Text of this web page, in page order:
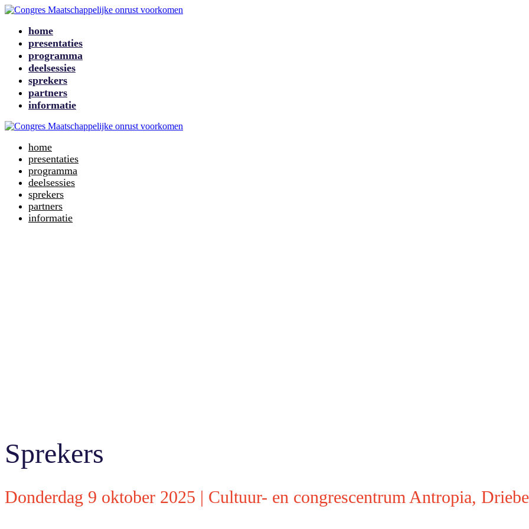
home
presentaties
programma
deelsessies
sprekers
partners
informatie
home
presentaties
programma
deelsessies
sprekers
partners
informatie
Sprekers
Donderdag 9 oktober 2025 | Cultuur- en congrescentrum Antropia,